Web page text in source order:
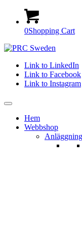
0Shopping Cart
Link to LinkedIn
Link to Facebook
Link to Instagram
Hem
Webbshop
Anläggning